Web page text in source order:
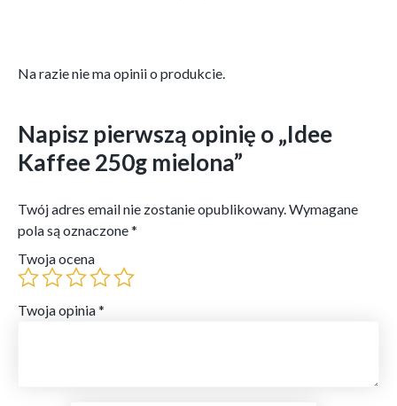
Na razie nie ma opinii o produkcie.
Napisz pierwszą opinię o „Idee
Kaffee 250g mielona”
Twój adres email nie zostanie opublikowany. Wymagane
pola są oznaczone*
Twoja ocena
Twoja opinia*